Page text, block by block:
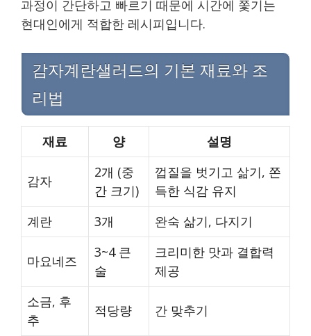
과정이 간단하고 빠르기 때문에 시간에 쫓기는
현대인에게 적합한 레시피입니다.
감자계란샐러드의 기본 재료와 조
리법
재료 양 설명
감자
2개 (중
간 크기)
껍질을 벗기고 삶기, 쫀
득한 식감 유지
계란
3개 완숙 삶기, 다지기
마요네즈
3~4 큰
술
크리미한 맛과 결합력
제공
소금, 후
추
적당량 간 맞추기